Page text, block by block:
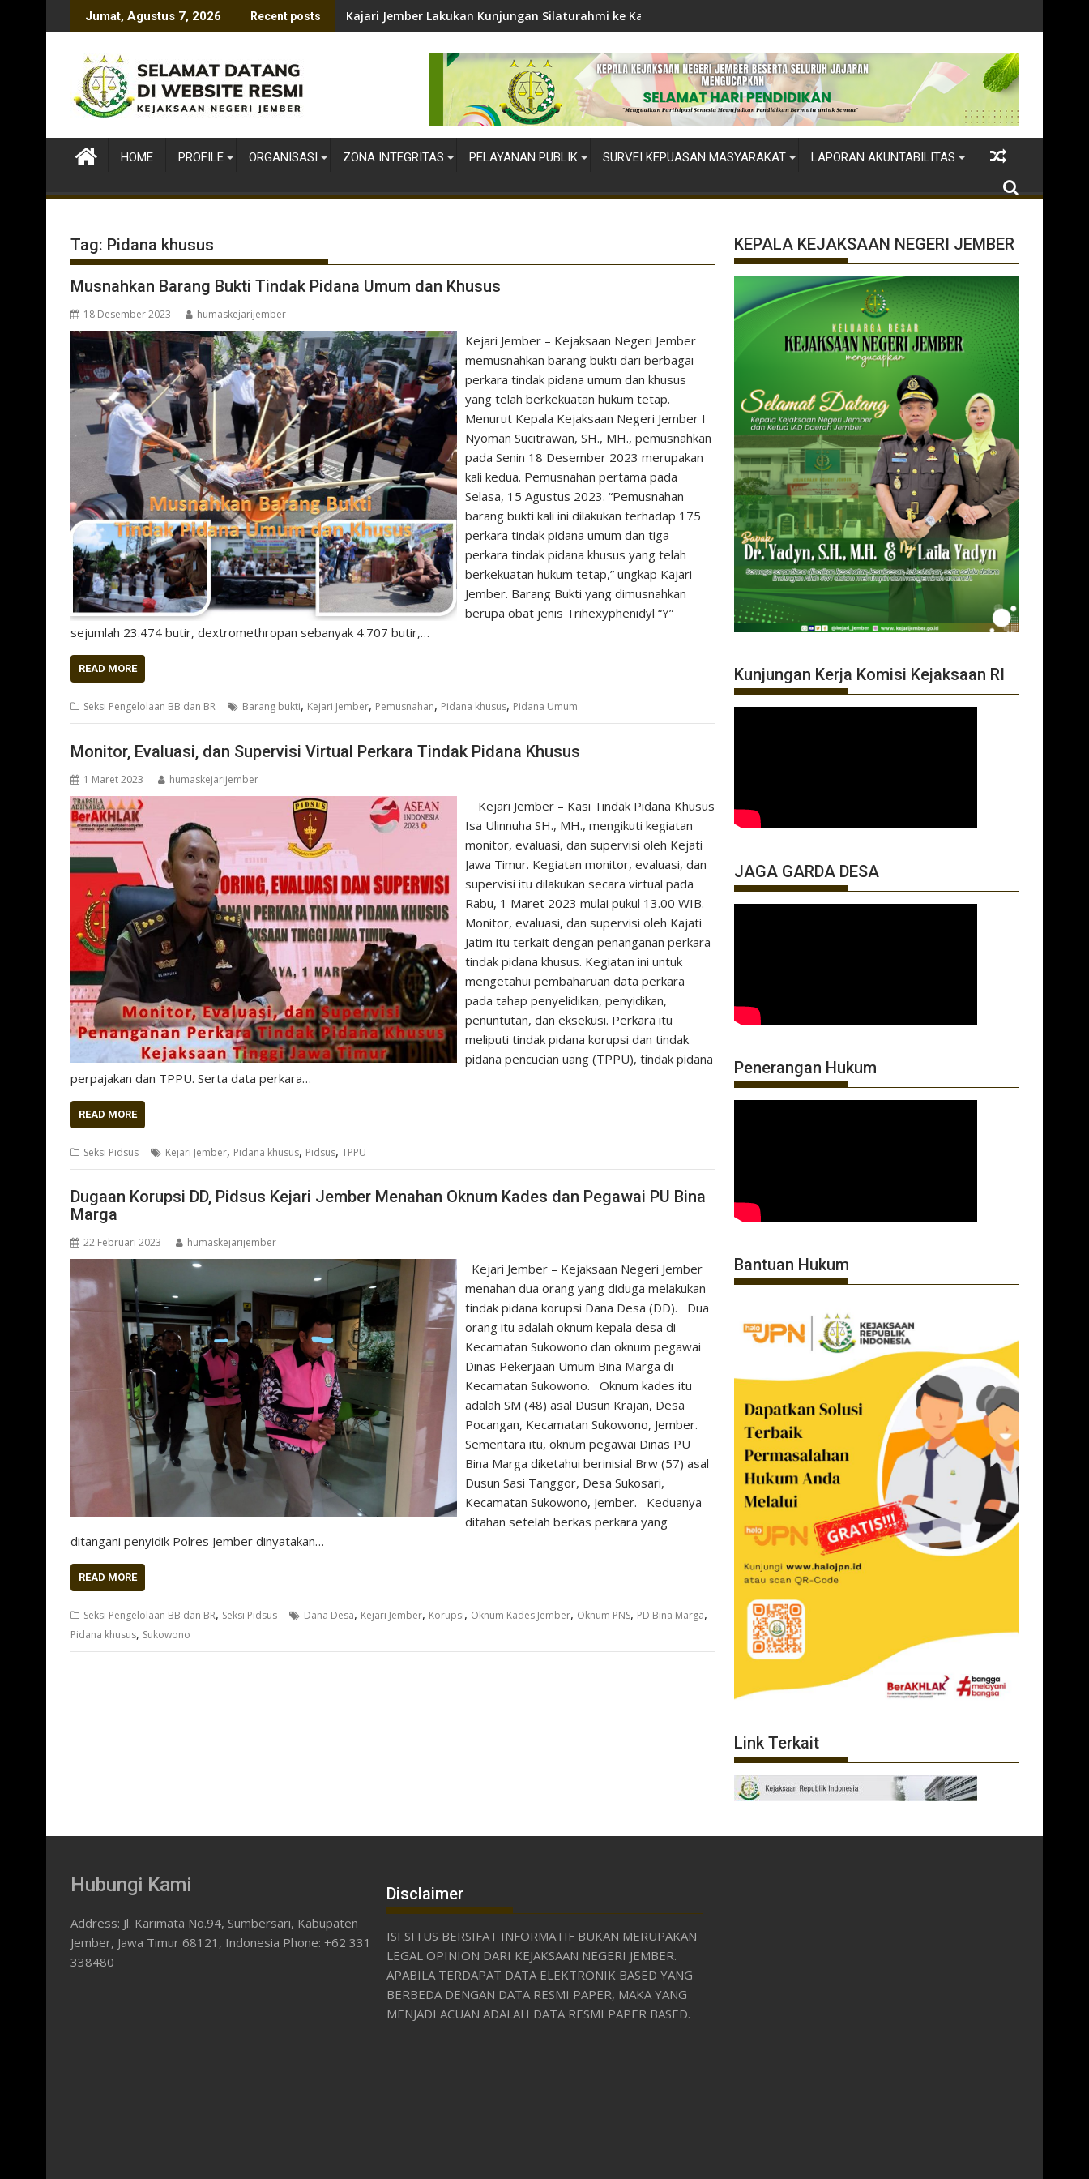
to
Jumat, Agustus 7, 2026 Recent posts Kajari Jember Lakukan Kunjungan Silaturahmi ke Kapolres Jember
HOME PROFILE ORGANISASI ZONA INTEGRITAS PELAYANAN PUBLIK SURVEI KEPUASAN MASYARAKAT LAPORAN AKUNTABILITAS
Tag: Pidana khusus
Musnahkan Barang Bukti Tindak Pidana Umum dan Khusus
18 Desember 2023 humaskejarijember
Kejari Jember – Kejaksaan Negeri Jember
memusnahkan barang bukti dari berbagai
perkara tindak pidana umum dan khusus
yang telah berkekuatan hukum tetap.
Menurut Kepala Kejaksaan Negeri Jember I
Nyoman Sucitrawan, SH., MH., pemusnahkan
pada Senin 18 Desember 2023 merupakan
kali kedua. Pemusnahan pertama pada
Selasa, 15 Agustus 2023. “Pemusnahan
barang bukti kali ini dilakukan terhadap 175
perkara tindak pidana umum dan tiga
perkara tindak pidana khusus yang telah
berkekuatan hukum tetap,” ungkap Kajari
Jember. Barang Bukti yang dimusnahkan
berupa obat jenis Trihexyphenidyl “Y”
sejumlah 23.474 butir, dextromethropan sebanyak 4.707 butir,…
READ MORE
Seksi Pengelolaan BB dan BR Barang bukti, Kejari Jember, Pemusnahan, Pidana khusus, Pidana Umum
Monitor, Evaluasi, dan Supervisi Virtual Perkara Tindak Pidana Khusus
1 Maret 2023 humaskejarijember
Kejari Jember – Kasi Tindak Pidana Khusus
Isa Ulinnuha SH., MH., mengikuti kegiatan
monitor, evaluasi, dan supervisi oleh Kejati
Jawa Timur. Kegiatan monitor, evaluasi, dan
supervisi itu dilakukan secara virtual pada
Rabu, 1 Maret 2023 mulai pukul 13.00 WIB.
Monitor, evaluasi, dan supervisi oleh Kajati
Jatim itu terkait dengan penanganan perkara
tindak pidana khusus. Kegiatan ini untuk
mengetahui pembaharuan data perkara
pada tahap penyelidikan, penyidikan,
penuntutan, dan eksekusi. Perkara itu
meliputi tindak pidana korupsi dan tindak
pidana pencucian uang (TPPU), tindak pidana
perpajakan dan TPPU. Serta data perkara…
READ MORE
Seksi Pidsus Kejari Jember, Pidana khusus, Pidsus, TPPU
Dugaan Korupsi DD, Pidsus Kejari Jember Menahan Oknum Kades dan Pegawai PU Bina
Marga
22 Februari 2023 humaskejarijember
Kejari Jember – Kejaksaan Negeri Jember
menahan dua orang yang diduga melakukan
tindak pidana korupsi Dana Desa (DD). Dua
orang itu adalah oknum kepala desa di
Kecamatan Sukowono dan oknum pegawai
Dinas Pekerjaan Umum Bina Marga di
Kecamatan Sukowono. Oknum kades itu
adalah SM (48) asal Dusun Krajan, Desa
Pocangan, Kecamatan Sukowono, Jember.
Sementara itu, oknum pegawai Dinas PU
Bina Marga diketahui berinisial Brw (57) asal
Dusun Sasi Tanggor, Desa Sukosari,
Kecamatan Sukowono, Jember. Keduanya
ditahan setelah berkas perkara yang
ditangani penyidik Polres Jember dinyatakan…
READ MORE
Seksi Pengelolaan BB dan BR, Seksi Pidsus Dana Desa, Kejari Jember, Korupsi, Oknum Kades Jember, Oknum PNS, PD Bina Marga,
Pidana khusus, Sukowono
KEPALA KEJAKSAAN NEGERI JEMBER
Kunjungan Kerja Komisi Kejaksaan RI
JAGA GARDA DESA
Penerangan Hukum
Bantuan Hukum
Link Terkait
Hubungi Kami
Address: Jl. Karimata No.94, Sumbersari, Kabupaten
Jember, Jawa Timur 68121, Indonesia Phone: +62 331
338480
Disclaimer
ISI SITUS BERSIFAT INFORMATIF BUKAN MERUPAKAN
LEGAL OPINION DARI KEJAKSAAN NEGERI JEMBER.
APABILA TERDAPAT DATA ELEKTRONIK BASED YANG
BERBEDA DENGAN DATA RESMI PAPER, MAKA YANG
MENJADI ACUAN ADALAH DATA RESMI PAPER BASED.